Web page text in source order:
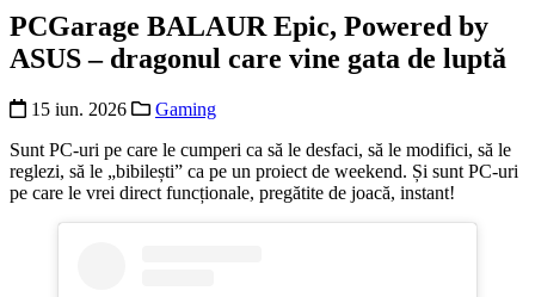
PCGarage BALAUR Epic, Powered by
ASUS – dragonul care vine gata de luptă
15 iun. 2026
Gaming
Sunt PC-uri pe care le cumperi ca să le desfaci, să le modifici, să le
reglezi, să le „bibilești” ca pe un proiect de weekend. Și sunt PC-uri
pe care le vrei direct funcționale, pregătite de joacă, instant!